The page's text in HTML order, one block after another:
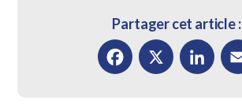
Partager cet article :